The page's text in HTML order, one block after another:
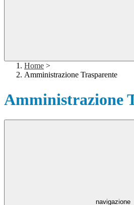
Home >
Amministrazione Trasparente
Amministrazione
navigazione